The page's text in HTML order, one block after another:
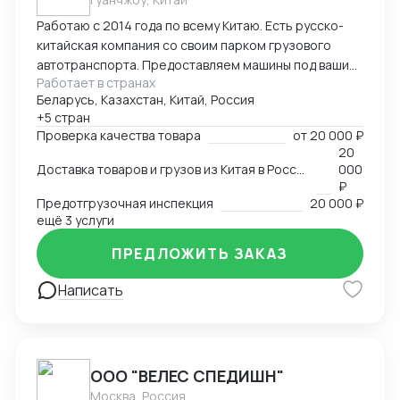
Работаю с 2014 года по всему Китаю. Есть русско-
китайская компания со своим парком грузового
автотранспорта. Предоставляем машины под ваши
поставки. Свой офис и склад в Гуанчжоу, ИУ и
Маньчжурии. Занимаюсь оказанием различных услуг
в сфере внешней торговли.
Работает в странах
Беларусь, Казахстан, Китай, Россия
+5 стран
Проверка качества товара
от20 000 ₽
Доставка товаров и грузов из Китая в Россию, Казахстан, Беларусь, Таиланд, Вьетнам, Малайзию
20
000
₽
Предотгрузочная инспекция
20 000 ₽
ещё 3 услуги
Написать
ПРЕДЛОЖИТЬ ЗАКАЗ
ООО "ВЕЛЕС СПЕДИШН"
Москва, Россия